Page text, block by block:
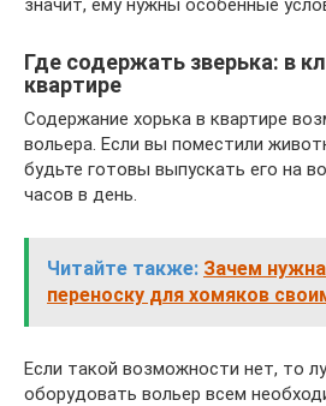
значит, ему нужны особенные
Где содержать зверька: в
квартире
Содержание хорька в квартире
вольера. Если вы поместили
будьте готовы выпускать его на
часов в день.
Читайте также: Зачем
переноску для хомяков
Если такой возможности нет, то
оборудовать вольер всем